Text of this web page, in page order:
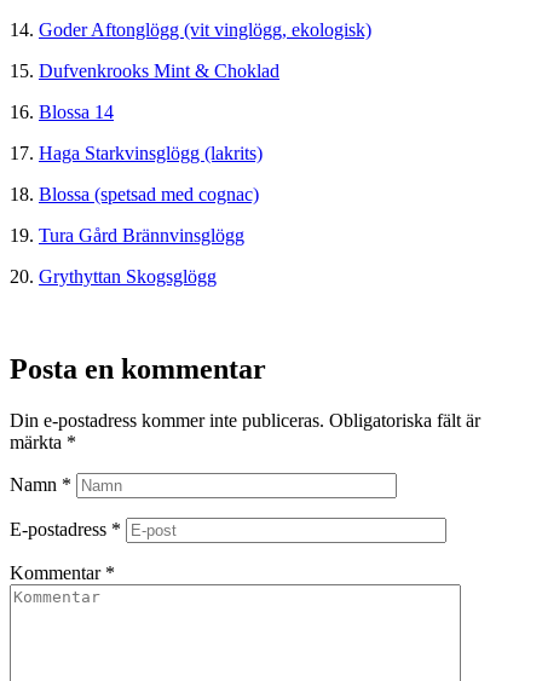
14. Goder Aftonglögg (vit vinglögg, ekologisk)
15. Dufvenkrooks Mint & Choklad
16. Blossa 14
17. Haga Starkvinsglögg (lakrits)
18. Blossa (spetsad med cognac)
19. Tura Gård Brännvinsglögg
20. Grythyttan Skogsglögg
Posta en kommentar
Din e-postadress kommer inte publiceras. Obligatoriska fält är
märkta *
Namn *
E-postadress *
Kommentar *